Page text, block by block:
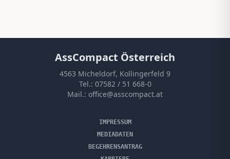
AssCompact Österreich
4563 Micheldorf, Kollingerfeld 9
Tel.: 07582 / 51 668-0
Mail.: office@asscompact.at
IMPRESSUM
MEDIADATEN
BEGEHRENSANTRAG